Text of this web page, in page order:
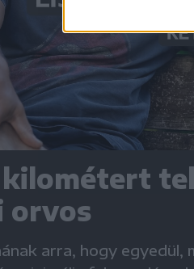
kilométert
orvos
arra, hogy egyedül,